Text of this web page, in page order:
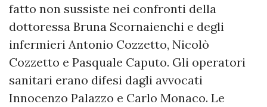
fatto non sussiste nei confronti della
dottoressa Bruna Scornaienchi e degli
infermieri Antonio Cozzetto, Nicolò
Cozzetto e Pasquale Caputo. Gli operatori
sanitari erano difesi dagli avvocati
Innocenzo Palazzo e Carlo Monaco. Le